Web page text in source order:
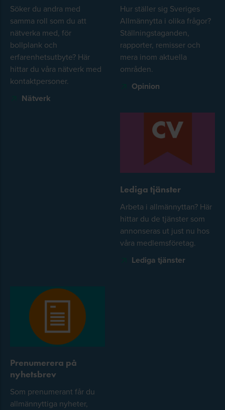
Söker du andra med
samma roll som du att
nätverka med, för
bollplank och
erfarenhetsutbyte? Här
hittar du våra nätverk med
kontaktpersoner.
Nätverk
Hur ställer sig Sveriges
Allmännytta i olika frågor?
Ställningstaganden,
rapporter, remisser och
mera inom aktuella
områden.
Opinion
Lediga tjänster
Arbeta i allmännyttan? Här
hittar du de tjänster som
annonseras ut just nu hos
våra medlemsföretag.
Lediga tjänster
Prenumerera på
nyhetsbrev
Som prenumerant får du
allmännyttiga nyheter,